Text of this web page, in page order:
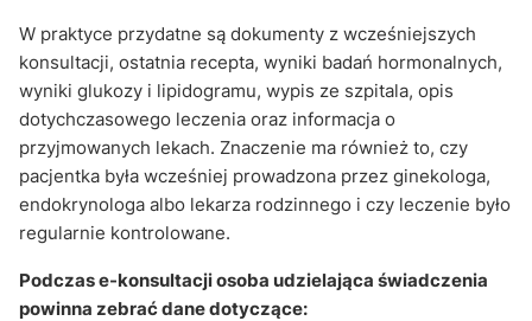
W praktyce przydatne są dokumenty z wcześniejszych
konsultacji, ostatnia recepta, wyniki badań hormonalnych,
wyniki glukozy i lipidogramu, wypis ze szpitala, opis
dotychczasowego leczenia oraz informacja o
przyjmowanych lekach. Znaczenie ma również to, czy
pacjentka była wcześniej prowadzona przez ginekologa,
endokrynologa albo lekarza rodzinnego i czy leczenie było
regularnie kontrolowane.
Podczas e-konsultacji osoba udzielająca świadczenia
powinna zebrać dane dotyczące: